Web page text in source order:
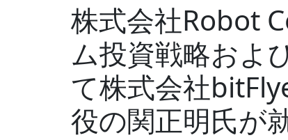
株式会社Robot
ム投資戦略およ
て株式会社
役の関正明氏が